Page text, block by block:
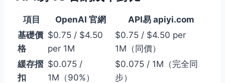
項目 OpenAI 官網
API易 apiyi.com
基礎價
格
$0.75 / $4.50
per 1M
$0.75 / $4.50 per
1M（同價）
緩存摺
扣
$0.075 /
1M（90%）
$0.075 / 1M（完全同
步）